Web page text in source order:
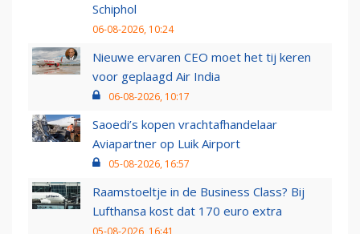
Schiphol
06-08-2026, 10:24
Nieuwe ervaren CEO moet het tij keren
voor geplaagd Air India
06-08-2026, 10:17
Saoedi’s kopen vrachtafhandelaar
Aviapartner op Luik Airport
05-08-2026, 16:57
Raamstoeltje in de Business Class? Bij
Lufthansa kost dat 170 euro extra
05-08-2026, 16:41